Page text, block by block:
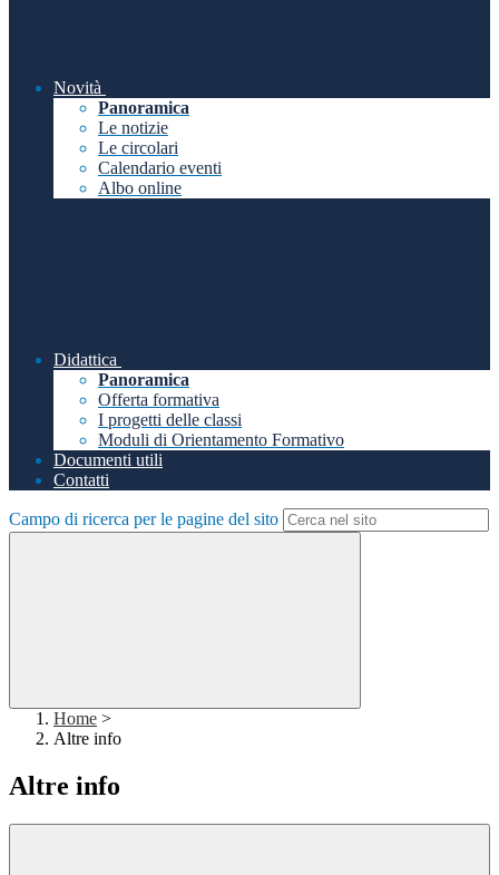
Novità
Panoramica
Le notizie
Le circolari
Calendario eventi
Albo online
Didattica
Panoramica
Offerta formativa
I progetti delle classi
Moduli di Orientamento Formativo
Documenti utili
Contatti
Campo di ricerca per le pagine del sito
Home >
Altre info
Altre info